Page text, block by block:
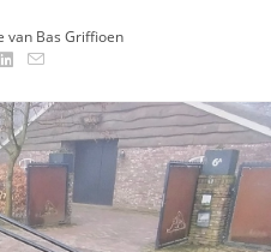
van Bas Griffioen